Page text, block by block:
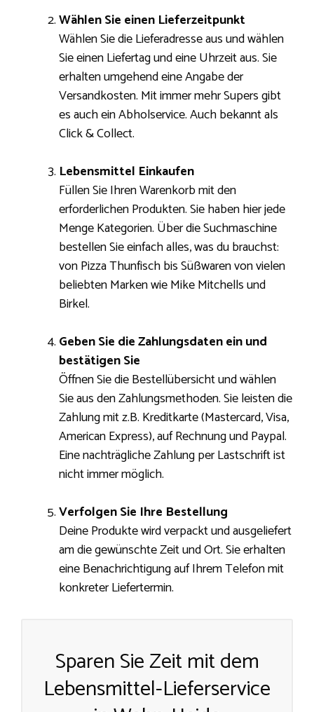
Wählen Sie einen Lieferzeitpunkt
Wählen Sie die Lieferadresse aus und wählen
Sie einen Liefertag und eine Uhrzeit aus. Sie
erhalten umgehend eine Angabe der
Versandkosten. Mit immer mehr Supers gibt
es auch ein Abholservice. Auch bekannt als
Click & Collect.
Lebensmittel Einkaufen
Füllen Sie Ihren Warenkorb mit den
erforderlichen Produkten. Sie haben hier jede
Menge Kategorien. Über die Suchmaschine
bestellen Sie einfach alles, was du brauchst:
von Pizza Thunfisch bis Süßwaren von vielen
beliebten Marken wie Mike Mitchells und
Birkel.
Geben Sie die Zahlungsdaten ein und
bestätigen Sie
Öffnen Sie die Bestellübersicht und wählen
Sie aus den Zahlungsmethoden. Sie leisten die
Zahlung mit z.B. Kreditkarte (Mastercard, Visa,
American Express), auf Rechnung und Paypal.
Eine nachträgliche Zahlung per Lastschrift ist
nicht immer möglich.
Verfolgen Sie Ihre Bestellung
Deine Produkte wird verpackt und ausgeliefert
am die gewünschte Zeit und Ort. Sie erhalten
eine Benachrichtigung auf Ihrem Telefon mit
konkreter Liefertermin.
Sparen Sie Zeit mit dem
Lebensmittel-Lieferservice